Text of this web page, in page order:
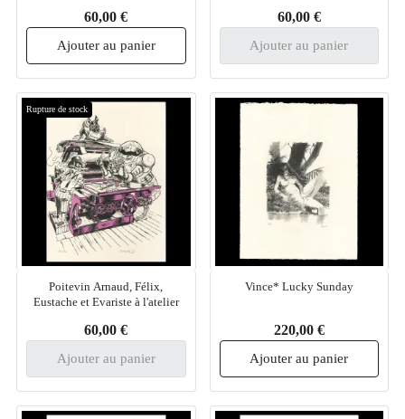
60,00 €
Ajouter au panier
60,00 €
Ajouter au panier
Rupture de stock
Poitevin Arnaud, Félix,
Eustache et Evariste à l'atelier
60,00 €
Ajouter au panier
Vince* Lucky Sunday
220,00 €
Ajouter au panier